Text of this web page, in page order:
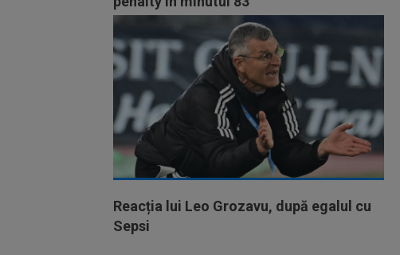
Reacția lui Leo Grozavu, după egalul cu
Sepsi